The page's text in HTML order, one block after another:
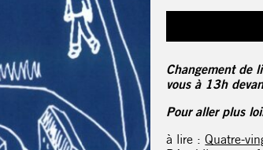
Changement de
vous à 13h
Pour aller plus
à lire :Quatre-